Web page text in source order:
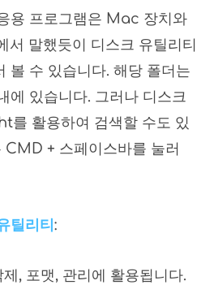
용 프로그램은 Mac 장치와
서 말했듯이 디스크 유틸리티
볼 수 있습니다. 해당 폴더는
에 있습니다. 그러나 디스크
활용하여 검색할 수도 있
+ 스페이스바를 눌러
틸리티 :
, 포맷, 관리에 활용됩니다.